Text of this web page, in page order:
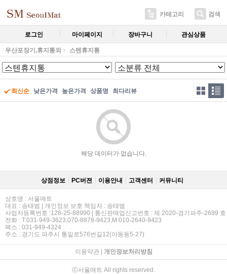
카테고리 검색
로그인 마이페이지 장바구니 관심상품
우산포장기,휴지통외 스텐휴지통
최신순 낮은가격 높은가격 상품명 최다리뷰
해당 데이터가 없습니다.
상점정보 PC버젼 이용안내 고객센터 커뮤니티
상호명 : 서울매트
대표 : 송태범 | 개인정보 보호 책임자 : 송태범
사업자등록번호 :128-25-88990 | 통신판매업신고번호 : 제 2020-경기파주-2699 호
전화 : T:031-949-3623,070-8878-9423,M:010-2640-9423
팩스 : 031-949-4324
주소 : 경기도 파주시 통일로576번길12(아동동5-27)
이용약관| 개인정보처리방침
ⓒ서울매트 All rights reserved.